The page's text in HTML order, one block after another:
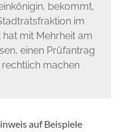
bekommt,
im
mit Mehrheit am
einen Prüfantrag
machen
auf Beispiele